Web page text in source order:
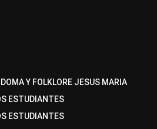
Y FOLKLORE JESUS MARIA
ESTUDIANTES
ESTUDIANTES